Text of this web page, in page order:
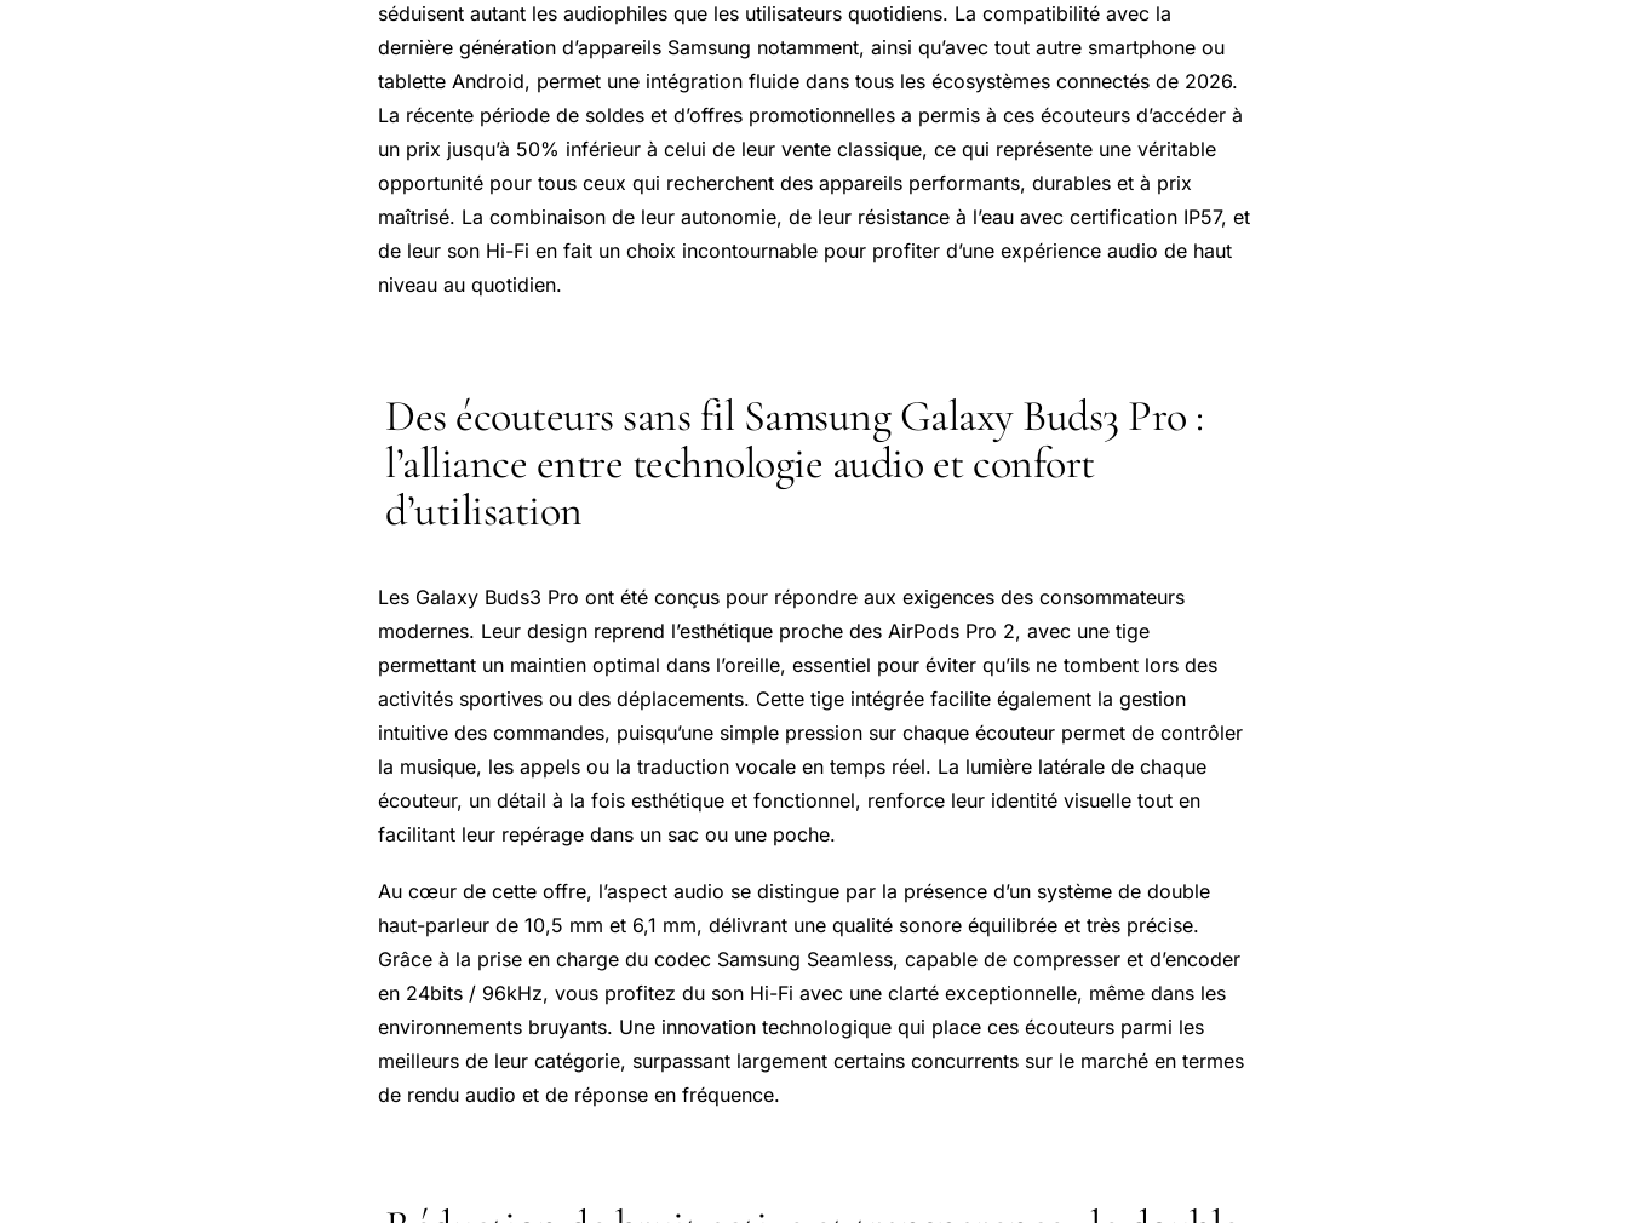
séduisent autant les audiophiles que les utilisateurs quotidiens. La compatibilité avec la
dernière génération d’appareils Samsung notamment, ainsi qu’avec tout autre smartphone ou
tablette Android, permet une intégration fluide dans tous les écosystèmes connectés de 2026.
La récente période de soldes et d’offres promotionnelles a permis à ces écouteurs d’accéder à
un prix jusqu’à 50% inférieur à celui de leur vente classique, ce qui représente une véritable
opportunité pour tous ceux qui recherchent des appareils performants, durables et à prix
maîtrisé. La combinaison de leur autonomie, de leur résistance à l’eau avec certification IP57, et
de leur son Hi-Fi en fait un choix incontournable pour profiter d’une expérience audio de haut
niveau au quotidien.
Des écouteurs sans fil Samsung Galaxy Buds3 Pro :
l’alliance entre technologie audio et confort
d’utilisation
Les Galaxy Buds3 Pro ont été conçus pour répondre aux exigences des consommateurs
modernes. Leur design reprend l’esthétique proche des AirPods Pro 2, avec une tige
permettant un maintien optimal dans l’oreille, essentiel pour éviter qu’ils ne tombent lors des
activités sportives ou des déplacements. Cette tige intégrée facilite également la gestion
intuitive des commandes, puisqu’une simple pression sur chaque écouteur permet de contrôler
la musique, les appels ou la traduction vocale en temps réel. La lumière latérale de chaque
écouteur, un détail à la fois esthétique et fonctionnel, renforce leur identité visuelle tout en
facilitant leur repérage dans un sac ou une poche.
Au cœur de cette offre, l’aspect audio se distingue par la présence d’un système de double
haut-parleur de 10,5 mm et 6,1 mm, délivrant une qualité sonore équilibrée et très précise.
Grâce à la prise en charge du codec Samsung Seamless, capable de compresser et d’encoder
en 24bits / 96kHz, vous profitez du son Hi-Fi avec une clarté exceptionnelle, même dans les
environnements bruyants. Une innovation technologique qui place ces écouteurs parmi les
meilleurs de leur catégorie, surpassant largement certains concurrents sur le marché en termes
de rendu audio et de réponse en fréquence.